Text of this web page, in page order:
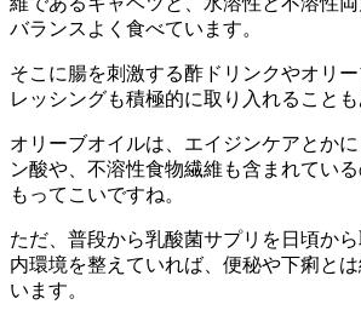
バランスよく食べています。
そこに腸を刺激する酢ドリンクやオリ
レッシングも積極的に取り入れることも
オリーブオイルは、エイジンケアとか
ン酸や、不溶性食物繊維も含まれてい
もってこいですね。
ただ、普段から乳酸菌サプリを日頃か
内環境を整えていれば、便秘や下痢と
います。